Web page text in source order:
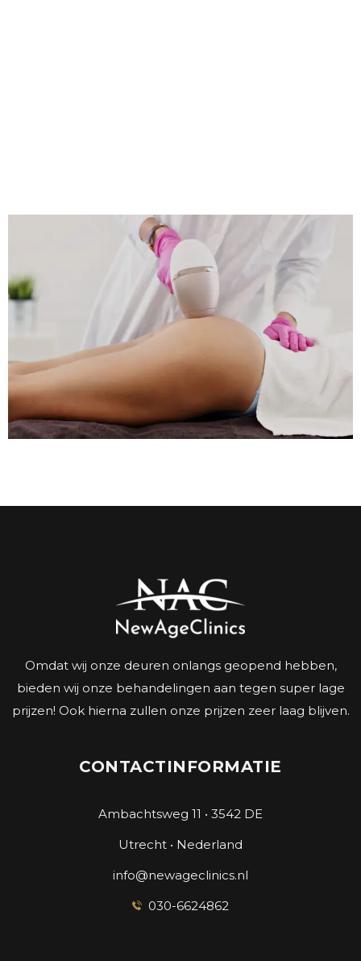
Omdat wij onze deuren onlangs geopend hebben,
bieden wij onze behandelingen aan tegen super lage
prijzen! Ook hierna zullen onze prijzen zeer laag blijven.
CONTACTINFORMATIE
Ambachtsweg 11 • 3542 DE
Utrecht • Nederland
info@newageclinics.nl
030-6624862